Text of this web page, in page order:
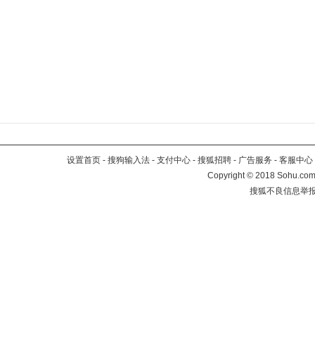
设置首页 - 搜狗输入法 - 支付中心 - 搜狐招聘 - 广告服务 - 客服中心
Copyright©2018
搜狐不良信息举